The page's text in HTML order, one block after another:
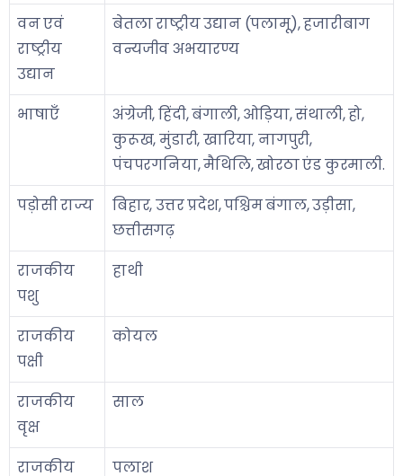
वन एवं
राष्ट्रीय
उद्यान
बेतला राष्ट्रीय उद्यान (पलामू), हजारीबाग
वन्यजीव अभयारण्य
भाषाएँ
अंग्रेजी, हिंदी, बंगाली, ओड़िया, संथाली, हो,
कुरूख, मुंडारी, खारिया, नागपुरी,
पंचपरगनिया, मैथिलि, खोरठा एंड कुरमाली.
पड़ोसी राज्य
बिहार, उत्तर प्रदेश, पश्चिम बंगाल, उड़ीसा,
छत्तीसगढ़
राजकीय
पशु
हाथी
राजकीय
पक्षी
कोयल
राजकीय
वृक्ष
साल
राजकीय
पलाश